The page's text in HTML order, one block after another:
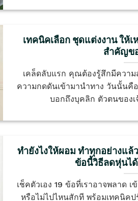
เทคนิคเลือก ชุดแต่งงาน ให้
สำคัญข
เคล็ดลับแรก คุณต้องรู้สึกมีควา
ความกดดันเข้ามานำทาง วันนั้นคื
บอกถึงบุคลิก ตัวตนของ
ทำยังไงให้ผอม ทำทุกอย่างแล้
ข้อนี้วิธีลดหุ่นไ
เช็คตัวเอง 19 ข้อที่เราอาจพลาด
หรือไม่ไปไหนสักที พร้อมเทคนิค